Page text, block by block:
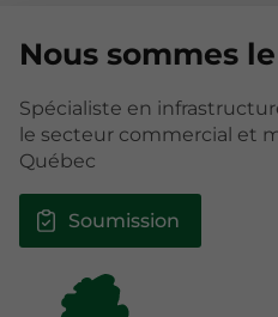
Nous sommes
Spécialiste en
le secteur commercial et
Québec
Soumission